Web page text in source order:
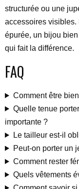
structurée ou une
accessoires visibles.
épurée, un bijou
qui fait la différence.
FAQ
Comment être
Quelle tenue
importante ?
Le tailleur est-il
Peut-on porter un
Comment rester
Quels vêtements